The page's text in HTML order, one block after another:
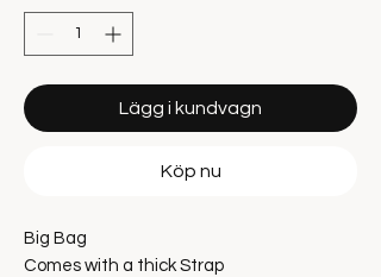
Lägg i kundvagn
Köp nu
Big Bag
Comes with a thick Strap